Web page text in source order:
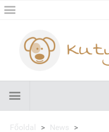
Főoldal > News
>